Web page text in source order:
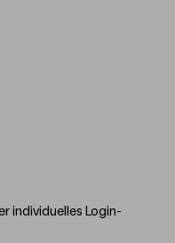
individuelles Login-